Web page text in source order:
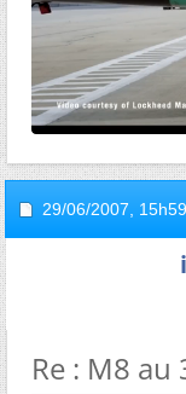
29/06/2007, 15h59
Re : M8